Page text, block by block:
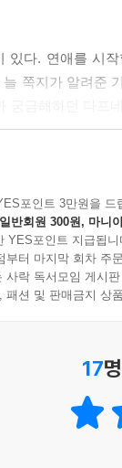
건 필요하지 않
비논리적이다.
어두고 굳이 조
는 사실을 인정
있다. 연애를 시
쪽지가 알려준
시일까? 하지만
게 마음이 남아
선택으로 걸음을
인연
쪽지의 힘으로
에 무모하게 마
포인트 3만원을 드
일반회원 300원, 마니
YES포인트 지급됩니
부터 마지막 회차 주
락 독서모임 게시
패션 및 판매금지 상
17